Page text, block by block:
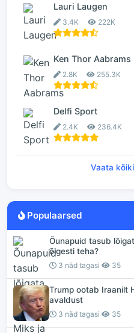
Lauri Laugen
3.4K 222K
Ken Thor Aabrams
2.8K 255.3K
Delfi Sport
2.4K 236.4K
Vaata
Populaarsed
Õunapuid tasub
õigesti teha?
3 näd tagasi 35
Trump ootab Iraanilt
avaldust
3 näd tagasi 35